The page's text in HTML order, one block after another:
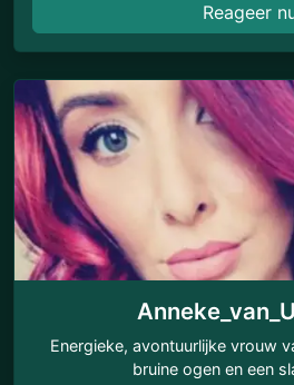
Reageer
Energieke, avontuurlijke vrouw
bruine ogen en een